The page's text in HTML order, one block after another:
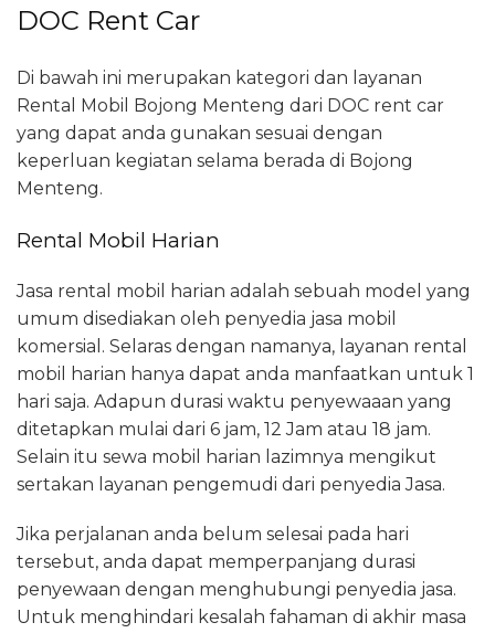
DOC Rent Car
Di bawah ini merupakan kategori dan layanan
Rental Mobil Bojong Menteng dari DOC rent car
yang dapat anda gunakan sesuai dengan
keperluan kegiatan selama berada di Bojong
Menteng.
Rental Mobil Harian
Jasa rental mobil harian adalah sebuah model yang
umum disediakan oleh penyedia jasa mobil
komersial. Selaras dengan namanya, layanan rental
mobil harian hanya dapat anda manfaatkan untuk 1
hari saja. Adapun durasi waktu penyewaaan yang
ditetapkan mulai dari 6 jam, 12 Jam atau 18 jam.
Selain itu sewa mobil harian lazimnya mengikut
sertakan layanan pengemudi dari penyedia Jasa.
Jika perjalanan anda belum selesai pada hari
tersebut, anda dapat memperpanjang durasi
penyewaan dengan menghubungi penyedia jasa.
Untuk menghindari kesalah fahaman di akhir masa